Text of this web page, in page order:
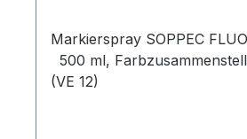
Markierspray SOPPEC
500 ml,
(VE 12)